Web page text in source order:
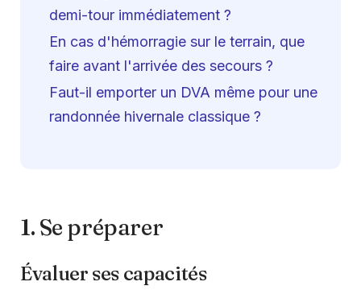
demi-tour immédiatement ?
En cas d'hémorragie sur le terrain, que
faire avant l'arrivée des secours ?
Faut-il emporter un DVA même pour une
randonnée hivernale classique ?
1. Se préparer
Évaluer ses capacités